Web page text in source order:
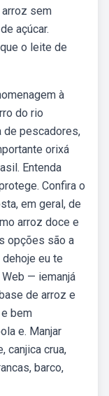
sem
açúcar.
o leite de
à
do rio
de pescadores,
orixá
Entenda
Confira o
em geral, de
arroz doce e
opções são a
eu te
— iemanjá
de arroz e
bem
e. Manjar
canjica crua,
barco,